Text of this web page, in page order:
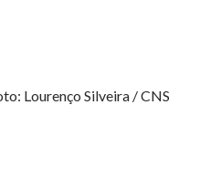
Lourenço Silveira / CNS